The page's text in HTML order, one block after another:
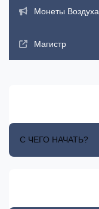
Монеты Воздуха
Магистр
С ЧЕГО НАЧАТЬ?